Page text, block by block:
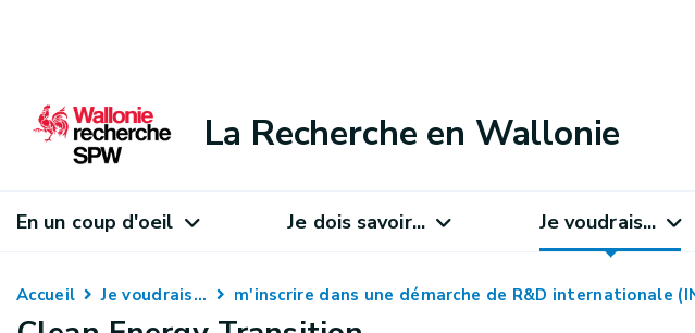
La Recherche en Wallonie
En un coup d'oeil Je dois savoir... Je voudrais...
Accueil Je voudrais... m'inscrire dans une démarche de R&D internationale